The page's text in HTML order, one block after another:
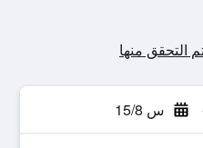
س 15/8